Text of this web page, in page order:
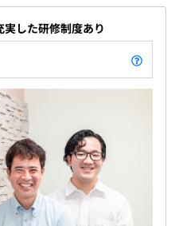
した研修制度あり